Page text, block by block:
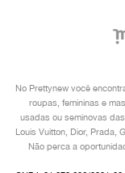
No Prettynew você
roupas, femininas e
usadas ou seminovas
Louis Vuitton, Dior, Prada,
Não perca a